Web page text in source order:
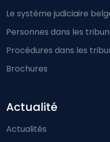
Le système judiciaire
Personnes dans les
Procédures dans les
Brochures
Actualité
Actualités